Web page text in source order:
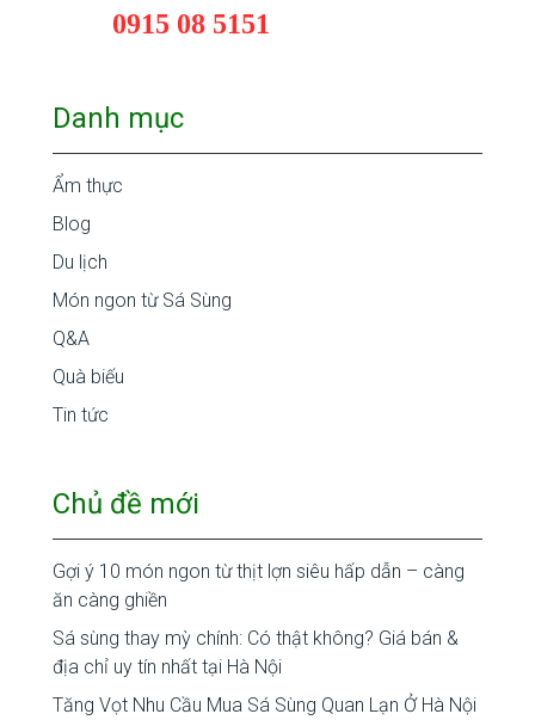
0915 08 5151
Danh mục
Ẩm thực
Blog
Du lịch
Món ngon từ Sá Sùng
Q&A
Quà biếu
Tin tức
Chủ đề mới
Gợi ý 10 món ngon từ thịt lợn siêu hấp dẫn – càng
ăn càng ghiền
Sá sùng thay mỳ chính: Có thật không? Giá bán &
địa chỉ uy tín nhất tại Hà Nội
Tăng Vọt Nhu Cầu Mua Sá Sùng Quan Lạn Ở Hà Nội